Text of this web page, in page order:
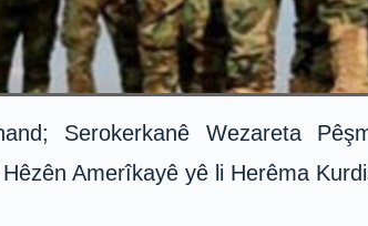
Serokerkanê Wezareta
Amerîkayê yê li Herêma